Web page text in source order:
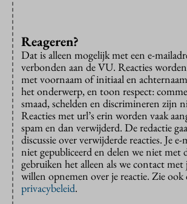
Reageren?
Dat is alleen mogelijk met een e-
verbonden aan de VU. Reacties
met voornaam of initiaal en
het onderwerp, en toon respect:
smaad, schelden en discrimineren zijn
Reacties met url’s erin worden vaak
spam en dan verwijderd. De redactie
discussie over verwijderde reacties. Je
niet gepubliceerd en delen we niet met
gebruiken het alleen als we contact met
willen opnemen over je reactie. Zie ook
privacybeleid.